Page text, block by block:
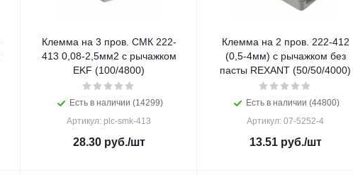
Клемма на 3 пров. СМК 222-
413 0,08-2,5мм2 с рычажком
EKF (100/4800)
Есть в наличии (14299)
Артикул: plc-smk-413
28.30руб./шт
Клемма на 2 пров. 222-412
(0,5-4мм) с рычажком без
пасты REXANT (50/50/4000)
Есть в наличии (44800)
Артикул: 07-5252-4
13.51руб./шт